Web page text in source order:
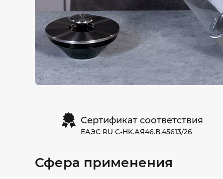
Сертификат соответствия
ЕАЭС RU С-HK.АЯ46.В.45613/26
Сфера применения